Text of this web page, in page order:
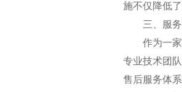
施不仅降低
三、服务
作为一家专
专业技术团
售后服务体